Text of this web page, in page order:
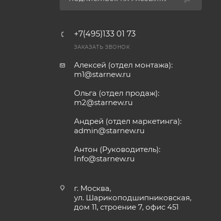
+7(495)133 01 73
ЗАКАЗАТЬ ЗВОНОК
Алексей (отдел монтажа):
m1@starnew.ru
Ольга (отдел продаж):
m2@starnew.ru
Андрей (отдел маркетинга):
admin@starnew.ru
Антон (Руководитель):
Info@starnew.ru
г. Москва,
ул. Шарикоподшипниковская,
дом 11, строение 7, офис 451